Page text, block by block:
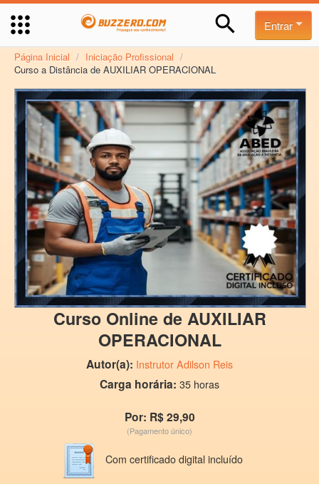
Entrar
Página Inicial / Iniciação Profissional /
Curso a Distância de AUXILIAR OPERACIONAL
Curso Online de AUXILIAR
OPERACIONAL
Autor(a): Instrutor Adilson Reis
Carga horária: 35 horas
Por: R$ 29,90
(Pagamento único)
Com certificado digital incluído